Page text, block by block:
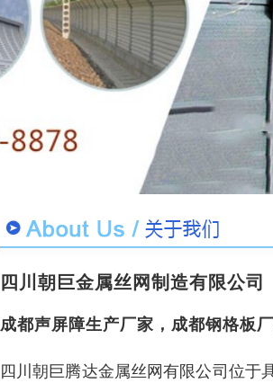
四川朝巨金属丝网制造有限公司
成都声屏障生产厂家，成都钢格板
四川朝巨腾达金属丝网有限公司位于